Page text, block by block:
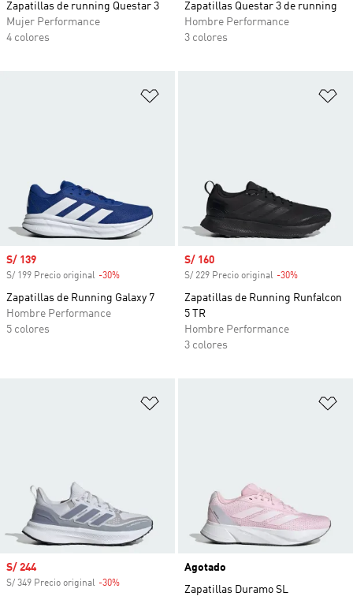
Zapatillas de running Questar 3
Mujer Performance
4 colores
Zapatillas Questar 3 de running
Hombre Performance
3 colores
Precio de venta
S/ 139
S/ 199 Precio original -30%
Zapatillas de Running Galaxy 7
Hombre Performance
5 colores
Precio de venta
S/ 160
S/ 229 Precio original -30%
Zapatillas de Running Runfalcon
5 TR
Hombre Performance
3 colores
Precio de venta
S/ 244
S/ 349 Precio original -30%
Agotado
Zapatillas Duramo SL